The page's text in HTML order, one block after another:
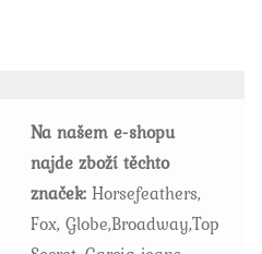
na
stránce
produktu
Na našem e-shopu
najde zboží těchto
značek: Horsefeathers,
Fox, Globe,Broadway,Top